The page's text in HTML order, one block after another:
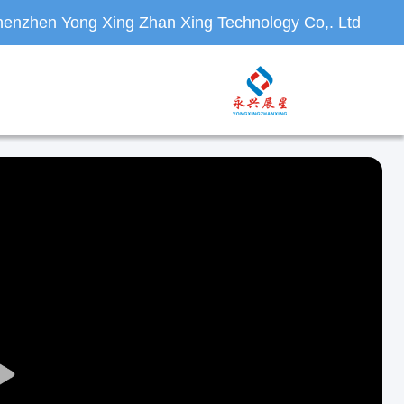
Yong Xing Zhan Xing Technology Co,. Ltd.